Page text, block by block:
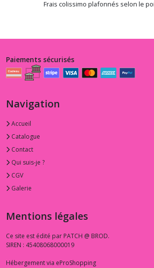
Frais colissimo plafonnés selon le
Paiements sécurisés
Navigation
Accueil
Catalogue
Contact
Qui suis-je ?
CGV
Galerie
Mentions légales
Ce site est édité par PATCH @ BROD.
SIREN : 45408068000019
Hébergement via eProShopping